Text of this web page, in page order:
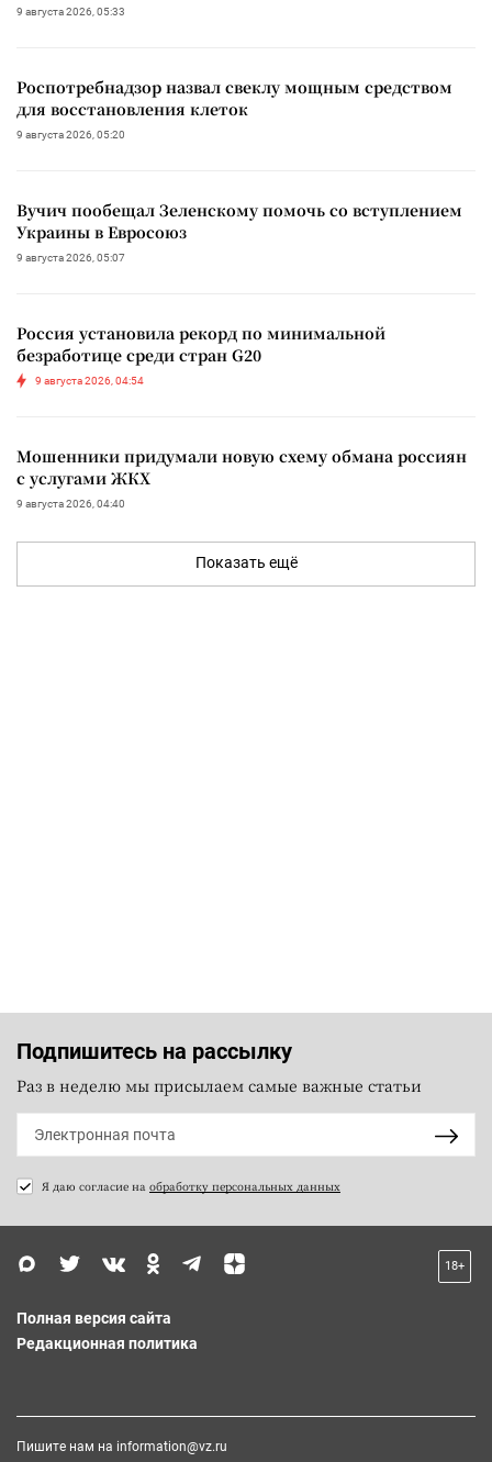
9 августа 2026, 05:33
Роспотребнадзор назвал свеклу мощным средством
для восстановления клеток
9 августа 2026, 05:20
Вучич пообещал Зеленскому помочь со вступлением
Украины в Евросоюз
9 августа 2026, 05:07
Россия установила рекорд по минимальной
безработице среди стран G20
9 августа 2026, 04:54
Мошенники придумали новую схему обмана россиян
с услугами ЖКХ
9 августа 2026, 04:40
Показать ещё
Подпишитесь на рассылку
Раз в неделю мы присылаем самые важные статьи
Я даю согласие на обработку персональных данных
18+
Полная версия сайта
Редакционная политика
Пишите нам на information@vz.ru